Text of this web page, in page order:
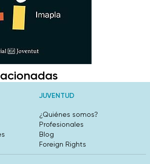
JUVENTUD
¿Quiénes somos?
Profesionales
Blog
Foreign Rights